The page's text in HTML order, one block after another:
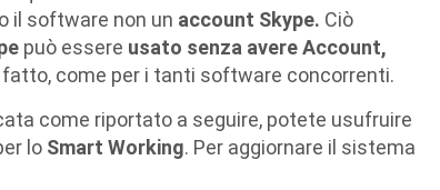
il software non un account Skype. Ciò
può essere usato senza avere Account,
fatto, come per i tanti software concorrenti.
come riportato a seguire, potete usufruire
lo Smart Working. Per aggiornare il sistema